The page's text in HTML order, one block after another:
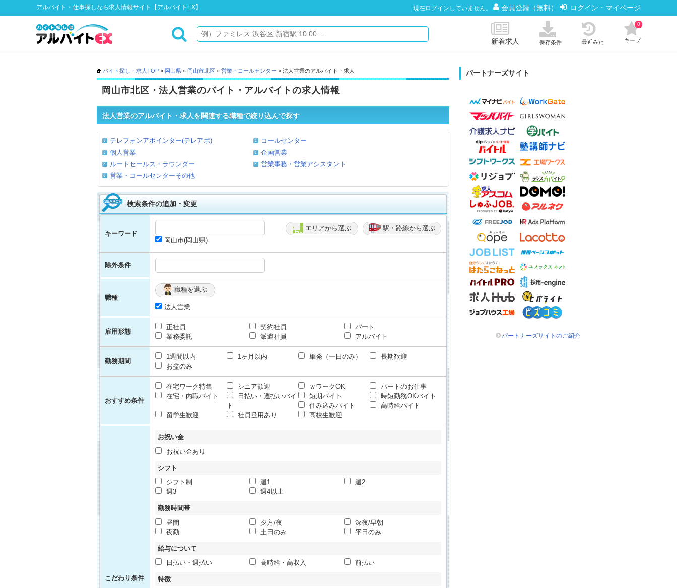
アルバイト・仕事探しなら求人情報サイト【アルバイトEX】 現在ログインしていません。 会員登録（無料） ログイン・マイページ
新着求人 保存条件 最近みた キープ
0
バイト探し・求人TOP » 岡山県 » 岡山市北区 » 営業・コールセンター » 法人営業のアルバイト・求人
岡山市北区・法人営業のバイト・アルバイトの求人情報
法人営業のアルバイト・求人を関連する職種で絞り込んで探す
テレフォンアポインター(テレアポ)
コールセンター
個人営業
企画営業
ルートセールス・ラウンダー
営業事務・営業アシスタント
営業・コールセンターその他
検索条件の追加・変更
キーワード
エリアから選ぶ
駅・路線から選ぶ
岡山市(岡山県)
除外条件
職種
職種を選ぶ
法人営業
雇用形態
正社員 契約社員
パート
業務委託
派遣社員 アルバイト
勤務期間
1週間以内 1ヶ月以内 単発（一日のみ）
長期歓迎
お盆のみ
おすすめ条件
在宅ワーク特集 シニア歓迎 ｗワークOK
パートのお仕事
在宅・内職バイト
日払い・週払いバイ
ト
短期バイト
時短勤務OKバイト
住み込みバイト
高時給バイト
留学生歓迎
社員登用あり 高校生歓迎
こだわり条件
お祝い金
お祝い金あり
シフト
シフト制
週1
週2
週3
週4以上
勤務時間帯
昼間
夕方/夜
深夜/早朝
夜勤
土日のみ 平日のみ
給与について
日払い・週払い
高時給・高収入 前払い
特徴
パートナーズサイト
パートナーズサイトのご紹介